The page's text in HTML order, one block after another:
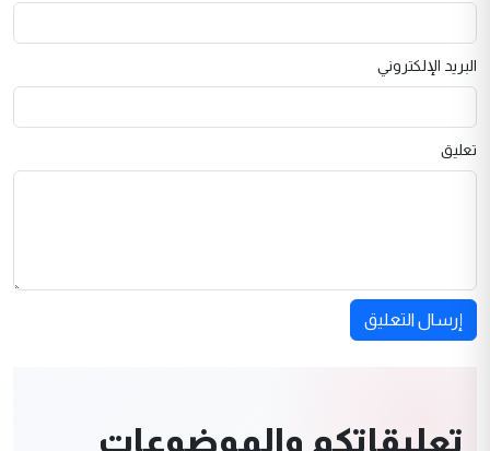
البريد الإلكتروني
تعليق
إرسال التعليق
تعليقاتكم والموضوعات